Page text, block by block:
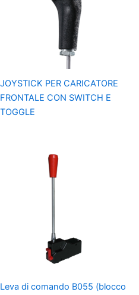
JOYSTICK PER CARICATORE
FRONTALE CON SWITCH E
TOGGLE
Leva di comando B055 (blocco